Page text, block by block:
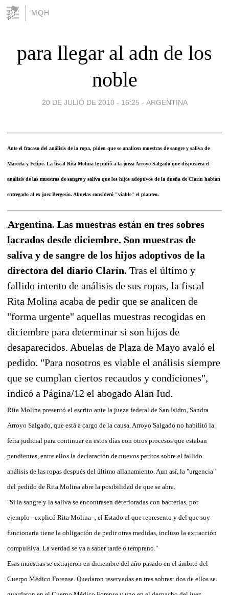
MQH
para llegar al adn de los
noble
20 DE JULIO DE 2010 - 16:25 - ARGENTINA
Ante el fracaso del análisis de la ropa, piden que se analicen muestras de sangre y saliva de
Marcela y Felipe. La fiscal Rita Molina le pidió a la jueza Arroyo Salgado que dispusiera el
análisis de las muestras de sangre y saliva que los hijos adoptivos de la dueña de Clarín habían
entregado al ex juez Bergesio. Abuelas consideró "viable" el planteo.
Argentina. Las muestras están en tres sobres
lacrados desde diciembre. Son muestras de
saliva y de sangre de los hijos adoptivos de la
directora del diario Clarín. Tras el último y
fallido intento de análisis de sus ropas, la fiscal
Rita Molina acaba de pedir que se analicen de
"forma urgente" aquellas muestras recogidas en
diciembre para determinar si son hijos de
desaparecidos. Abuelas de Plaza de Mayo avaló el
pedido. "Para nosotros es viable el análisis siempre
que se cumplan ciertos recaudos y condiciones",
indicó a Página/12 el abogado Alan Iud.
Rita Molina presentó el escrito ante la jueza federal de San Isidro, Sandra
Arroyo Salgado, que está a cargo de la causa. Arroyo Salgado no habilitó la
feria judicial para continuar en estos días con otros procesos que estaban
pendientes, entre ellos la declaración de nuevos peritos sobre el fallido
análisis de las ropas después del último allanamiento. Aun así, la "urgencia"
del pedido de Rita Molina abre la posibilidad de que se abra.
"Si la sangre y la saliva se encontrasen deterioradas con bacterias, por
ejemplo –explicó Rita Molina–, el Estado al que represento y del que soy
funcionaria tiene la obligación de pedir otras medidas, incluso la extracción
compulsiva. La verdad se va a saber tarde o temprano."
Esas muestras se extrajeron en diciembre del año pasado en el ámbito del
Cuerpo Médico Forense. Quedaron reservadas en tres sobres: dos de ellos se